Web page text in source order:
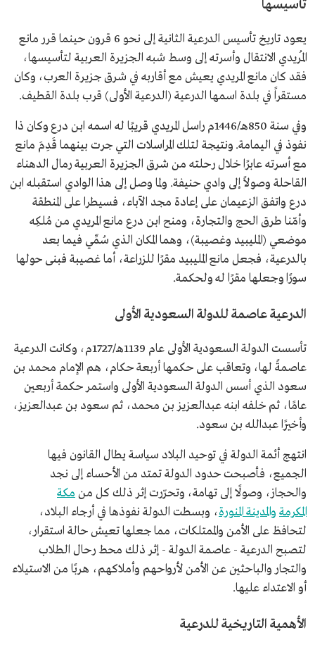
تأسيسها
يعود تاريخ تأسيس الدرعية الثانية إلى نحو 6 قرون حينما قرر مانع
المُريدي الانتقال وأسرته إلى وسط شبه الجزيرة العربية لتأسيسها،
فقد كان مانع المريدي يعيش مع أقاربه في شرق جزيرة العرب، وكان
مستقراً في بلدة اسمها الدرعية (الدرعية الأولى) قرب بلدة القطيف.
وفي سنة 850هـ/1446م راسل المريدي قريبًا له اسمه ابن درع وكان ذا
نفوذ في اليمامة. ونتيجة لتلك المراسلات التي جرت بينهما قَدِمَ مانع
مع أسرته عابرًا خلال رحلته من شرق الجزيرة العربية رمال الدهناء
القاحلة وصولاً إلى وادي حنيفة. ولما وصل إلى هذا الوادي استقبله ابن
درع واتفق الزعيمان على إعادة مجد الآباء، فسيطرا على المنطقة
وأمّنا طرق الحج والتجارة، ومنح ابن درع مانع المريدي من مُلكِه
موضعي (المليبيد وغصيبة)، وهما المكان الذي سُمِّي فيما بعد
بالدرعية، فجعل مانع المليبيد مقرًا للزراعة، أما غصيبة فبنى حولها
سورًا وجعلها مقرًا له ولحكمة.
الدرعية عاصمة للدولة السعودية الأولى
تأسست الدولة السعودية الأولى عام 1139هـ/1727م، وكانت الدرعية
عاصمةً لها، وتعاقب على حكمها أربعة حكام، هم الإمام محمد بن
سعود الذي أسس الدولة السعودية الأولى واستمر حكمة أربعين
عامًا، ثم خلفه ابنه عبدالعزيز بن محمد، ثم سعود بن عبدالعزيز،
وأخيرًا عبدالله بن سعود.
انتهج أئمة الدولة في توحيد البلاد سياسة يطال القانون فيها
الجميع، فأصبحت حدود الدولة تمتد من الأحساء إلى نجد
والحجاز، وصولًا إلى تهامة، وتحرّرت إثر ذلك كل من مكة
المكرمة والمدينة المنورة، وبسطت الدولة نفوذها في أرجاء البلاد،
لتحافظ على الأمن والممتلكات، مما جعلها تعيش حالة استقرار،
لتصبح الدرعية - عاصمة الدولة - إثر ذلك محط رحال الطلاب
والتجار والباحثين عن الأمن لأرواحهم وأملاكهم، هربًا من الاستيلاء
أو الاعتداء عليها.
الأهمية التاريخية للدرعية